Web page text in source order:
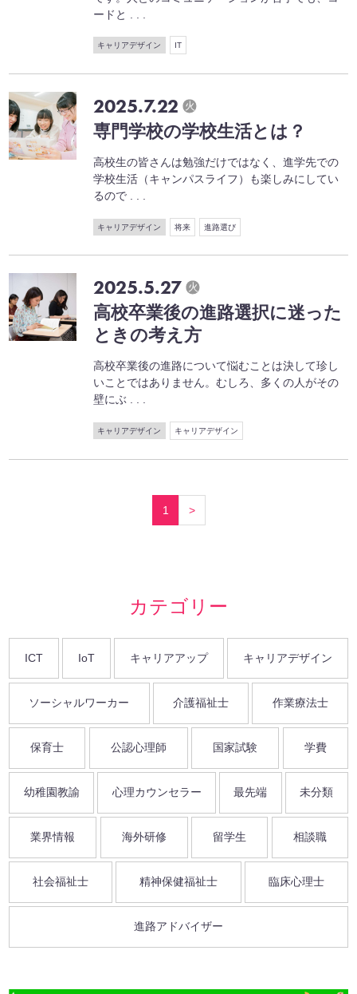
ードと . . .
キャリアデザイン IT
2025.7.22 火
専門学校の学校生活とは？
高校生の皆さんは勉強だけではなく、進学先での
学校生活（キャンパスライフ）も楽しみにしてい
るので . . .
キャリアデザイン 将来 進路選び
2025.5.27 火
高校卒業後の進路選択に迷った
ときの考え方
高校卒業後の進路について悩むことは決して珍し
いことではありません。むしろ、多くの人がその
壁にぶ . . .
キャリアデザイン キャリアデザイン
1 >
カテゴリー
ICT IoT キャリアアップ キャリアデザイン
ソーシャルワーカー 介護福祉士 作業療法士
保育士 公認心理師 国家試験 学費
幼稚園教諭 心理カウンセラー 最先端 未分類
業界情報 海外研修 留学生 相談職
社会福祉士 精神保健福祉士 臨床心理士
進路アドバイザー